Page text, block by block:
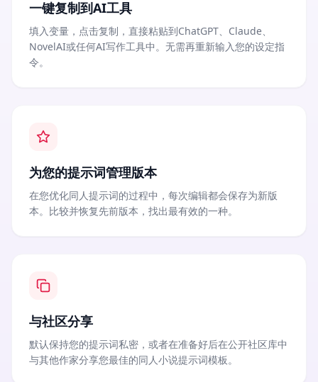
一键复制到AI工具
填入变量，点击复制，直接粘贴到ChatGPT、Claude、
NovelAI或任何AI写作工具中。无需再重新输入您的设定指
令。
为您的提示词管理版本
在您优化同人提示词的过程中，每次编辑都会保存为新版
本。比较并恢复先前版本，找出最有效的一种。
与社区分享
默认保持您的提示词私密，或者在准备好后在公开社区库中
与其他作家分享您最佳的同人小说提示词模板。